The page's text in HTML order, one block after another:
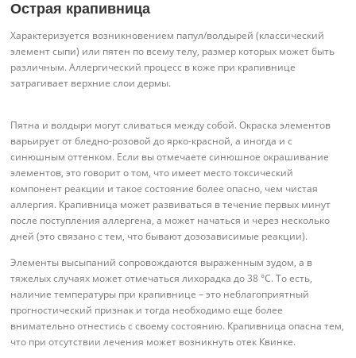
Острая крапивница
Характеризуется возникновением папул/волдырей (классический
элемент сыпи) или пятен по всему телу, размер которых может быть
различным. Аллергический процесс в коже при крапивнице
затрагивает верхние слои дермы.
Пятна и волдыри могут сливаться между собой. Окраска элементов
варьирует от бледно-розовой до ярко-красной, а иногда и с
синюшным оттенком. Если вы отмечаете синюшное окрашивание
элементов, это говорит о том, что имеет место токсический
компонент реакции и такое состояние более опасно, чем чистая
аллергия. Крапивница может развиваться в течение первых минут
после поступления аллергена, а может начаться и через несколько
дней (это связано с тем, что бывают дозозависимые реакции).
Элементы высыпаний сопровождаются выраженным зудом, а в
тяжелых случаях может отмечаться лихорадка до 38 °C. То есть,
наличие температуры при крапивнице – это неблагоприятный
прогностический признак и тогда необходимо еще более
внимательно отнестись с своему состоянию. Крапивница опасна тем,
что при отсутствии лечения может возникнуть отек Квинке.